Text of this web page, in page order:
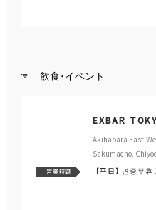
飲食･イベント
EXBAR
Akihabara East-
Sakumacho,
営業時間 【平日】 연중무